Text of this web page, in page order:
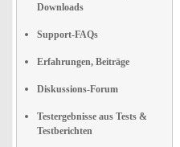
Downloads
Support-FAQs
Erfahrungen, Beiträge
Diskussions-Forum
Testergebnisse aus Tests &
Testberichten